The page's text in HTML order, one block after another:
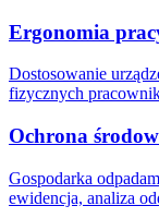
Ergonomia
Dostosowanie
fizycznych
Ochrona
Gospodarka
ewidencja, analiza